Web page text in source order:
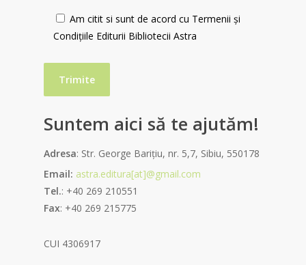
Am citit si sunt de acord cu Termenii și
Condițiile Editurii Bibliotecii Astra
Suntem aici să te ajutăm!
Adresa: Str. George Barițiu, nr. 5,7, Sibiu, 550178
Email: astra.editura[at]@gmail.com
Tel.: +40 269 210551
Fax: +40 269 215775
CUI 4306917